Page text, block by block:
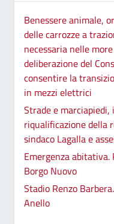
Benessere animale,
delle carrozze a
necessaria nelle
deliberazione del
consentire la
in mezzi elettrici
Strade e marciapiedi,
riqualificazione della
sindaco Lagalla e
Emergenza
Borgo Nuovo
Stadio Renzo
Anello